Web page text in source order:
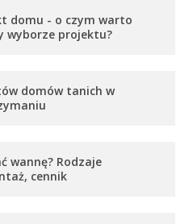
domu - o czym warto
wyborze projektu?
domów tanich w
wannę? Rodzaje
cennik